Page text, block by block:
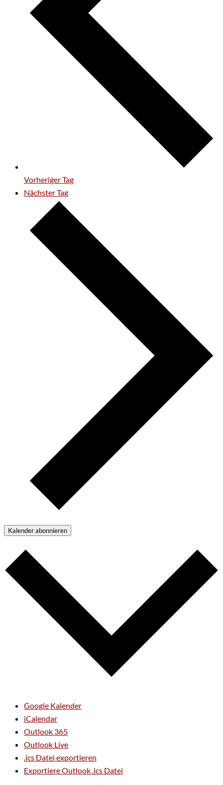
Vorheriger Tag
Nächster Tag
Kalender abonnieren
Google Kalender
iCalendar
Outlook 365
Outlook Live
.ics Datei exportieren
Exportiere Outlook .ics Datei